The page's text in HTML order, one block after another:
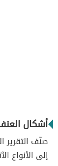
أشكال
صنّف التقرير
إلى الأنواع